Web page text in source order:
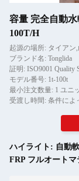
容量 完全自動
100T/H
起源の場所: タイアン,
ブランド名: Tonglida
証明: ISO9001 Quality
モデル番号: 1t-100t
最小注文数量: 1 ユニ
受渡し時間: 条件によ
ハイライト: 自動
FRP フルオート